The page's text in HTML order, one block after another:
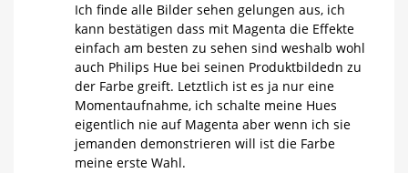
Ich finde alle Bilder sehen gelungen aus, ich
kann bestätigen dass mit Magenta die Effekte
einfach am besten zu sehen sind weshalb wohl
auch Philips Hue bei seinen Produktbildedn zu
der Farbe greift. Letztlich ist es ja nur eine
Momentaufnahme, ich schalte meine Hues
eigentlich nie auf Magenta aber wenn ich sie
jemanden demonstrieren will ist die Farbe
meine erste Wahl.